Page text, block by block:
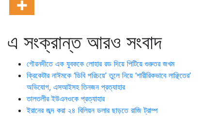
এ সংক্রান্ত আরও সংবাদ
গৌরনদীতে এক যুবককে লোহার রড দিয়ে পিটিয়ে গুরুতর জখম
ক্রিকেটার নাঈমকে ‘ডিবি পরিচয়ে’ তুলে নিয়ে ‘শারীরিকভাবে লাঞ্ছিতের’
অভিযোগ, এসআইসহ তিনজন প্রত্যাহার
তালতলীর ইউএনওকে প্রত্যাহার
ইরানের জব্দ করা ২৪ বিলিয়ন ডলার ছাড়তে রাজি ট্রাম্প